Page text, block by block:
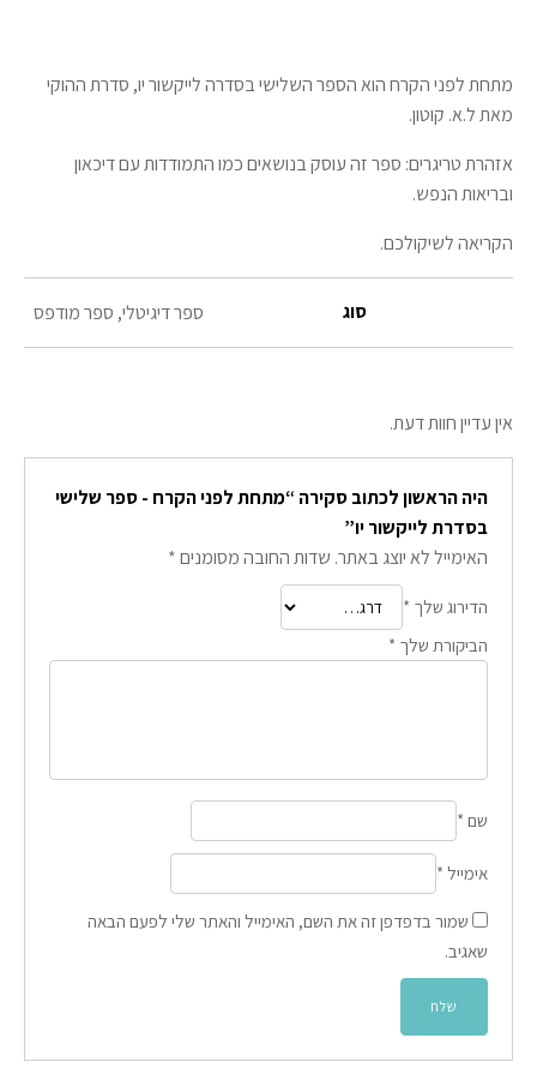
מתחת לפני הקרח הוא הספר השלישי בסדרה לייקשור יו, סדרת ההוקי
מאת ל.א. קוטון.
אזהרת טריגרים: ספר זה עוסק בנושאים כמו התמודדות עם דיכאון
ובריאות הנפש.
הקריאה לשיקולכם.
סוג ספר דיגיטלי, ספר מודפס
אין עדיין חוות דעת.
היה הראשון לכתוב סקירה “מתחת לפני הקרח - ספר שלישי
בסדרת לייקשור יו”
האימייל לא יוצג באתר. שדות החובה מסומנים*
הדירוג שלך *
הביקורת שלך *
שם *
אימייל *
שמור בדפדפן זה את השם, האימייל והאתר שלי לפעם הבאה
שאגיב.